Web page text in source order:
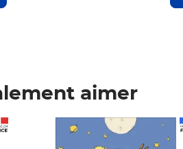
aimer
Prix 7,50€